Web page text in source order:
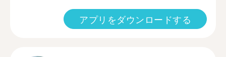
アプリをダウンロードする